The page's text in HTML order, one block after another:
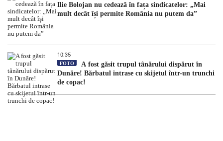
Ilie Bolojan nu cedează în fața sindicatelor: „Mai
mult decât își permite România nu putem da”
10:35
FOTO
A fost găsit trupul tânărului dispărut în
Dunăre! Bărbatul intrase cu skijetul într-un trunchi
de copac!